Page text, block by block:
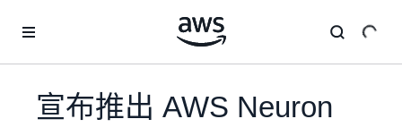
宣布推出 AWS Neuron